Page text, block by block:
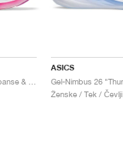
ASICS
Ženske / Tek / Čevlji